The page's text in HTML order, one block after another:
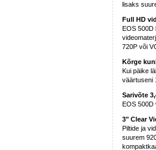
lisaks
Full HD
EOS 500D
720P või
Kõrge
Kui päike
väärtuseni
Sarivõte
EOS 500D
3" Clear
Piltide ja
suurem